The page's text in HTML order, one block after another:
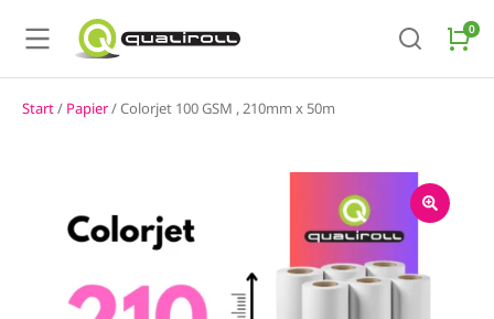
Start/ Papier/ Colorjet 100 GSM , 210mm x 50m